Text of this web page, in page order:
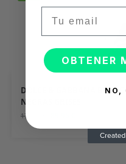
DOLCE & GABBANA
NEGRAS GRISES
179,90
OBTENER
NO,